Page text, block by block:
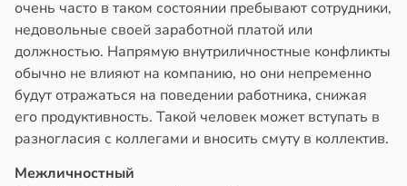
очень часто в таком состоянии пребывают сотрудники,
недовольные своей заработной платой или
должностью. Напрямую внутриличностные конфликты
обычно не влияют на компанию, но они непременно
будут отражаться на поведении работника, снижая
его продуктивность. Такой человек может вступать в
разногласия с коллегами и вносить смуту в коллектив.
Межличностный